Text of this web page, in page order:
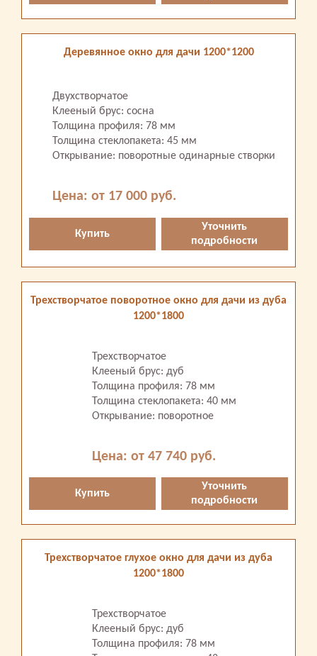
Деревянное окно для дачи 1200*1200
Двухстворчатое
Клееный брус: сосна
Толщина профиля: 78 мм
Толщина стеклопакета: 45 мм
Открывание: поворотные одинарные створки
Цена: от 17 000 руб.
Купить
Уточнить
подробности
Трехстворчатое поворотное окно для дачи из дуба
1200*1800
Трехстворчатое
Клееный брус: дуб
Толщина профиля: 78 мм
Толщина стеклопакета: 40 мм
Открывание: поворотное
Цена: от 47 740 руб.
Купить
Уточнить
подробности
Трехстворчатое глухое окно для дачи из дуба
1200*1800
Трехстворчатое
Клееный брус: дуб
Толщина профиля: 78 мм